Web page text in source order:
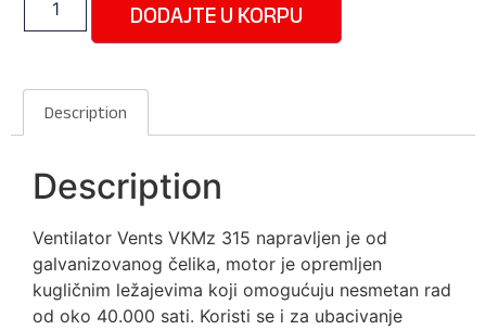
DODAJTE U KORPU
Description
Description
Ventilator Vents VKMz 315 napravljen je od
galvanizovanog čelika, motor je opremljen
kugličnim ležajevima koji omogućuju nesmetan rad
od oko 40.000 sati. Koristi se i za ubacivanje